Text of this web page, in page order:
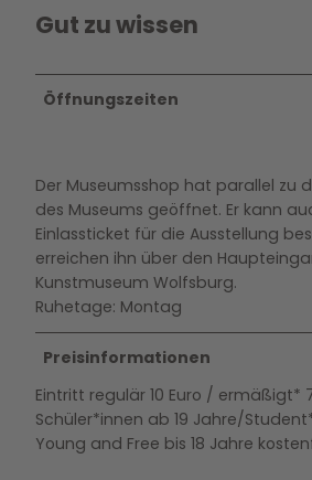
Gut zu wissen
Öffnungszeiten
Der Museumsshop hat parallel zu
des Museums geöffnet. Er kann
Einlassticket für die Ausstellung
erreichen ihn über den
Kunstmuseum Wolfsburg.
Ruhetage: Montag
Preisinformationen
Eintritt regulär 10 Euro / ermäßigt*
Schüler*innen ab 19 Jahre/
Young and Free bis 18 Jahre